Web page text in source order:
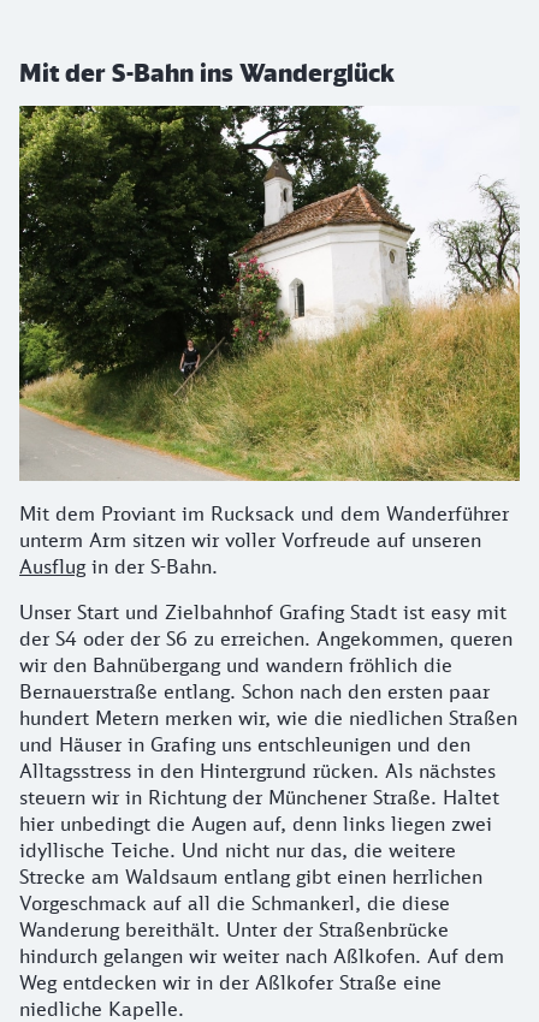
Mit der S-Bahn ins Wanderglück
Mit dem Proviant im Rucksack und dem Wanderführer
unterm Arm sitzen wir voller Vorfreude auf unseren
Ausflugin der S-Bahn.
Unser Start und Zielbahnhof Grafing Stadt ist easy mit
der S4 oder der S6 zu erreichen. Angekommen, queren
wir den Bahnübergang und wandern fröhlich die
Bernauerstraße entlang. Schon nach den ersten paar
hundert Metern merken wir, wie die niedlichen Straßen
und Häuser in Grafing uns entschleunigen und den
Alltagsstress in den Hintergrund rücken. Als nächstes
steuern wir in Richtung der Münchener Straße. Haltet
hier unbedingt die Augen auf, denn links liegen zwei
idyllische Teiche. Und nicht nur das, die weitere
Strecke am Waldsaum entlang gibt einen herrlichen
Vorgeschmack auf all die Schmankerl, die diese
Wanderung bereithält. Unter der Straßenbrücke
hindurch gelangen wir weiter nach Aßlkofen. Auf dem
Weg entdecken wir in der Aßlkofer Straße eine
niedliche Kapelle.